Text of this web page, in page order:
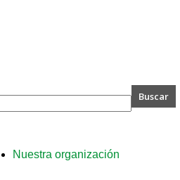
Nuestra organización